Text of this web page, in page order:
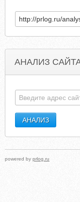
АНАЛИЗ
powered by prlog.ru